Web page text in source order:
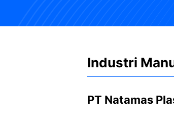
Industri
PT Natamas